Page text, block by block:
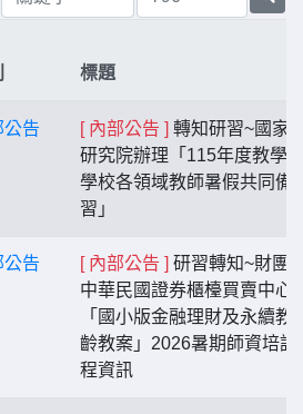
標題
公告 [ 內部公告 ] 轉知研習~國家
研究院辦理「115年度教學
學校各領域教師暑假共同備
習」
公告 [ 內部公告 ] 研習轉知~財團
中華民國證券櫃檯買賣中心
「國小版金融理財及永續教
齡教案」2026暑期師資培訓
程資訊